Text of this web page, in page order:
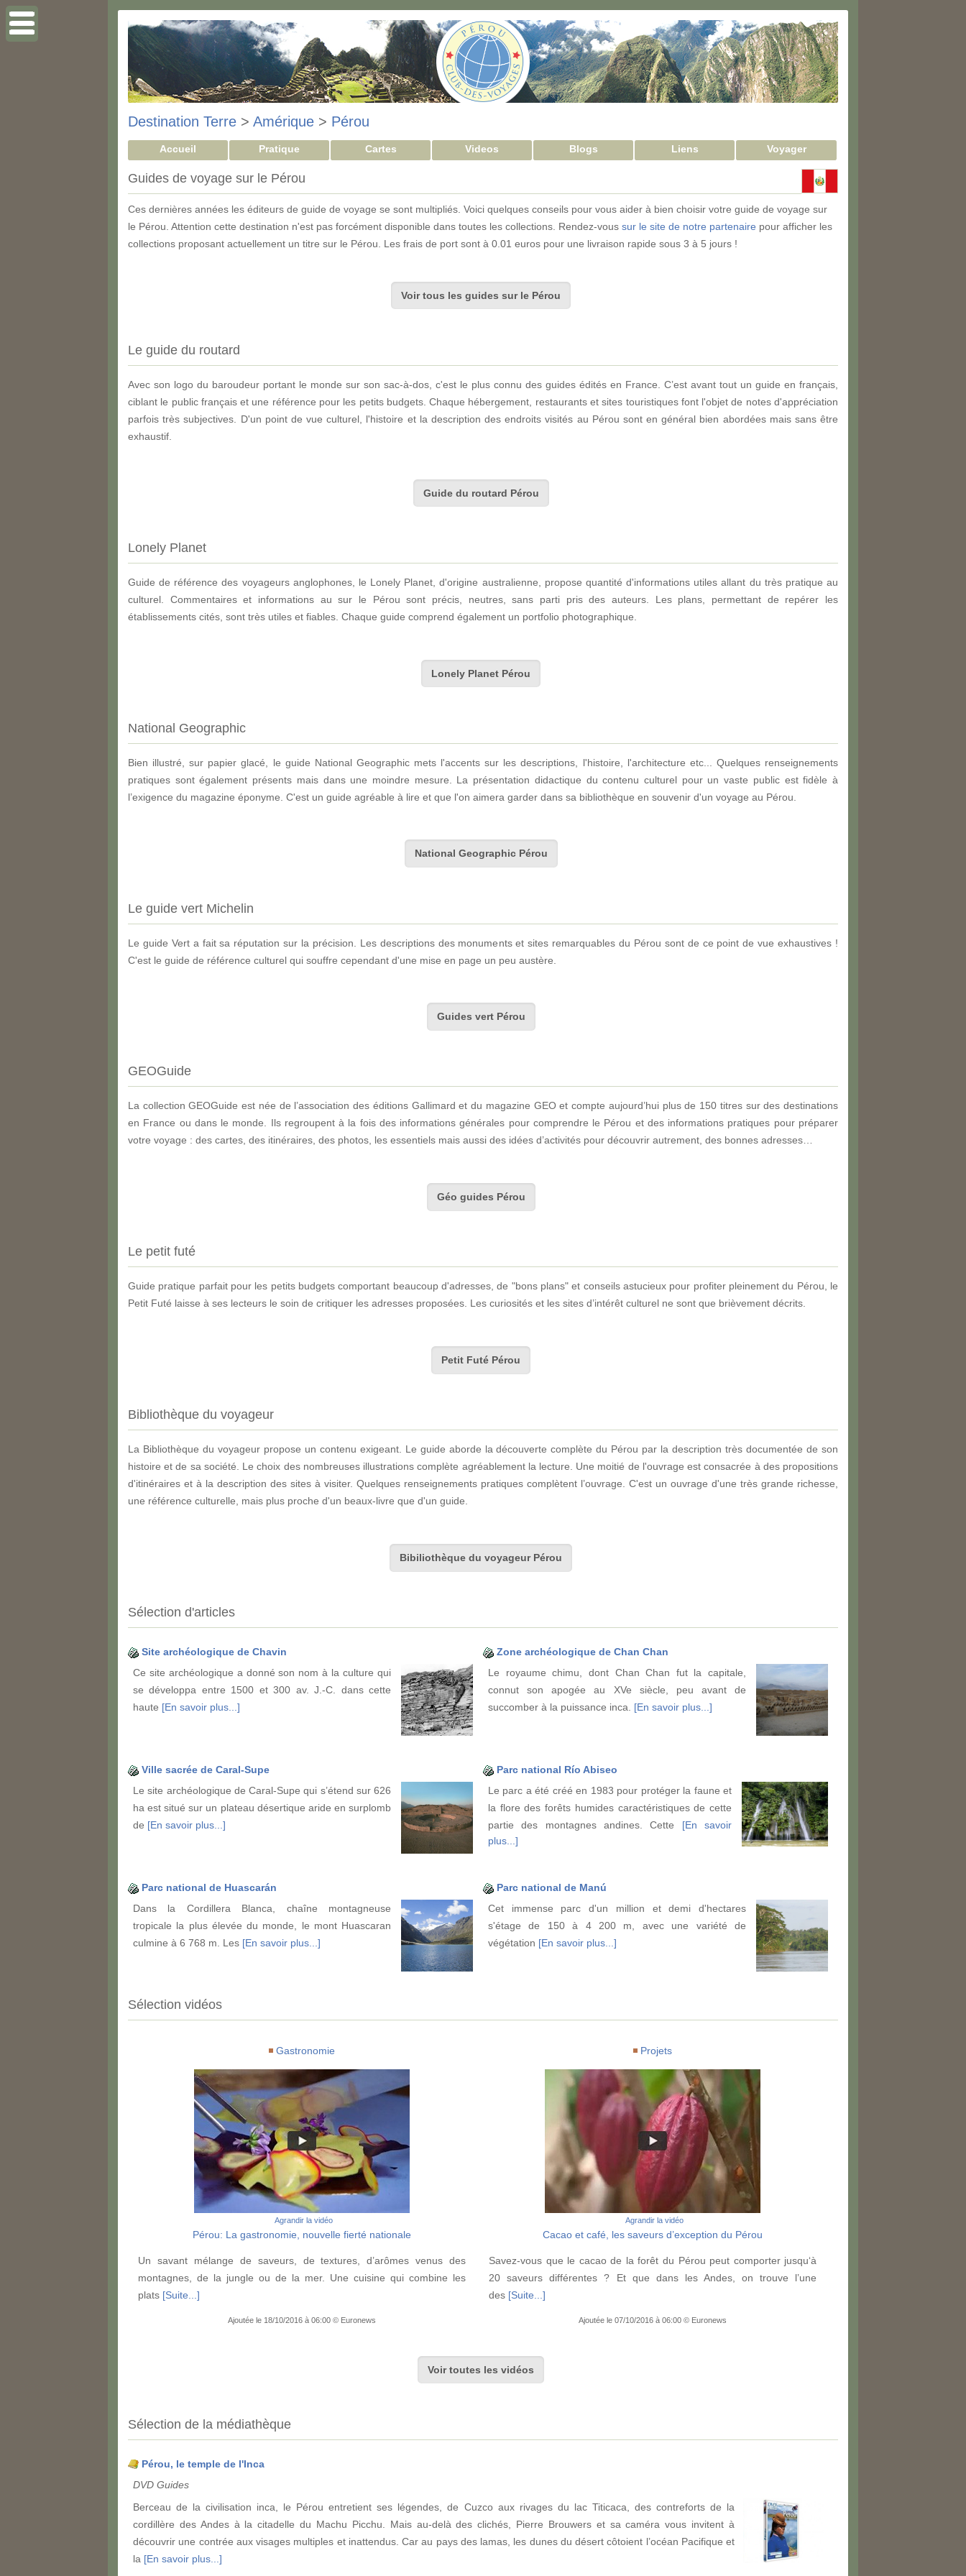
Destination Terre > Amérique > Pérou
Accueil Pratique Cartes Videos Blogs Liens Voyager
Guides de voyage sur le Pérou
Ces dernières années les éditeurs de guide de voyage se sont multipliés. Voici quelques conseils pour vous aider à bien choisir votre guide de voyage sur
le Pérou. Attention cette destination n'est pas forcément disponible dans toutes les collections. Rendez-vous sur le site de notre partenaire pour afficher les
collections proposant actuellement un titre sur le Pérou. Les frais de port sont à 0.01 euros pour une livraison rapide sous 3 à 5 jours !
Voir tous les guides sur le Pérou
Le guide du routard
Avec son logo du baroudeur portant le monde sur son sac-à-dos, c'est le plus connu des guides édités en France. C’est avant tout un guide en français,
ciblant le public français et une référence pour les petits budgets. Chaque hébergement, restaurants et sites touristiques font l'objet de notes d'appréciation
parfois très subjectives. D'un point de vue culturel, l'histoire et la description des endroits visités au Pérou sont en général bien abordées mais sans être
exhaustif.
Guide du routard Pérou
Lonely Planet
Guide de référence des voyageurs anglophones, le Lonely Planet, d'origine australienne, propose quantité d'informations utiles allant du très pratique au
culturel. Commentaires et informations au sur le Pérou sont précis, neutres, sans parti pris des auteurs. Les plans, permettant de repérer les
établissements cités, sont très utiles et fiables. Chaque guide comprend également un portfolio photographique.
Lonely Planet Pérou
National Geographic
Bien illustré, sur papier glacé, le guide National Geographic mets l'accents sur les descriptions, l'histoire, l'architecture etc... Quelques renseignements
pratiques sont également présents mais dans une moindre mesure. La présentation didactique du contenu culturel pour un vaste public est fidèle à
l’exigence du magazine éponyme. C'est un guide agréable à lire et que l'on aimera garder dans sa bibliothèque en souvenir d'un voyage au Pérou.
National Geographic Pérou
Le guide vert Michelin
Le guide Vert a fait sa réputation sur la précision. Les descriptions des monuments et sites remarquables du Pérou sont de ce point de vue exhaustives !
C'est le guide de référence culturel qui souffre cependant d'une mise en page un peu austère.
Guides vert Pérou
GEOGuide
La collection GEOGuide est née de l’association des éditions Gallimard et du magazine GEO et compte aujourd’hui plus de 150 titres sur des destinations
en France ou dans le monde. Ils regroupent à la fois des informations générales pour comprendre le Pérou et des informations pratiques pour préparer
votre voyage : des cartes, des itinéraires, des photos, les essentiels mais aussi des idées d’activités pour découvrir autrement, des bonnes adresses…
Géo guides Pérou
Le petit futé
Guide pratique parfait pour les petits budgets comportant beaucoup d'adresses, de "bons plans" et conseils astucieux pour profiter pleinement du Pérou, le
Petit Futé laisse à ses lecteurs le soin de critiquer les adresses proposées. Les curiosités et les sites d’intérêt culturel ne sont que brièvement décrits.
Petit Futé Pérou
Bibliothèque du voyageur
La Bibliothèque du voyageur propose un contenu exigeant. Le guide aborde la découverte complète du Pérou par la description très documentée de son
histoire et de sa société. Le choix des nombreuses illustrations complète agréablement la lecture. Une moitié de l'ouvrage est consacrée à des propositions
d'itinéraires et à la description des sites à visiter. Quelques renseignements pratiques complètent l’ouvrage. C'est un ouvrage d'une très grande richesse,
une référence culturelle, mais plus proche d'un beaux-livre que d'un guide.
Bibiliothèque du voyageur Pérou
Sélection d'articles
Site archéologique de Chavin
Ce site archéologique a donné son nom à la culture qui
se développa entre 1500 et 300 av. J.-C. dans cette
haute [En savoir plus...]
Zone archéologique de Chan Chan
Le royaume chimu, dont Chan Chan fut la capitale,
connut son apogée au XVe siècle, peu avant de
succomber à la puissance inca. [En savoir plus...]
Ville sacrée de Caral-Supe
Le site archéologique de Caral-Supe qui s’étend sur 626
ha est situé sur un plateau désertique aride en surplomb
de [En savoir plus...]
Parc national Río Abiseo
Le parc a été créé en 1983 pour protéger la faune et
la flore des forêts humides caractéristiques de cette
partie des montagnes andines. Cette [En savoir
plus...]
Parc national de Huascarán
Dans la Cordillera Blanca, chaîne montagneuse
tropicale la plus élevée du monde, le mont Huascaran
culmine à 6 768 m. Les [En savoir plus...]
Parc national de Manú
Cet immense parc d'un million et demi d'hectares
s'étage de 150 à 4 200 m, avec une variété de
végétation [En savoir plus...]
Sélection vidéos
Gastronomie
Agrandir la vidéo
Pérou: La gastronomie, nouvelle fierté nationale
Un savant mélange de saveurs, de textures, d’arômes venus des
montagnes, de la jungle ou de la mer. Une cuisine qui combine les
plats [Suite...]
Ajoutée le 18/10/2016 à 06:00 © Euronews
Projets
Agrandir la vidéo
Cacao et café, les saveurs d’exception du Pérou
Savez-vous que le cacao de la forêt du Pérou peut comporter jusqu‘à
20 saveurs différentes ? Et que dans les Andes, on trouve l’une
des [Suite...]
Ajoutée le 07/10/2016 à 06:00 © Euronews
Voir toutes les vidéos
Sélection de la médiathèque
Pérou, le temple de l'Inca
DVD Guides
Berceau de la civilisation inca, le Pérou entretient ses légendes, de Cuzco aux rivages du lac Titicaca, des contreforts de la
cordillère des Andes à la citadelle du Machu Picchu. Mais au-delà des clichés, Pierre Brouwers et sa caméra vous invitent à
découvrir une contrée aux visages multiples et inattendus. Car au pays des lamas, les dunes du désert côtoient l’océan Pacifique et
la [En savoir plus...]